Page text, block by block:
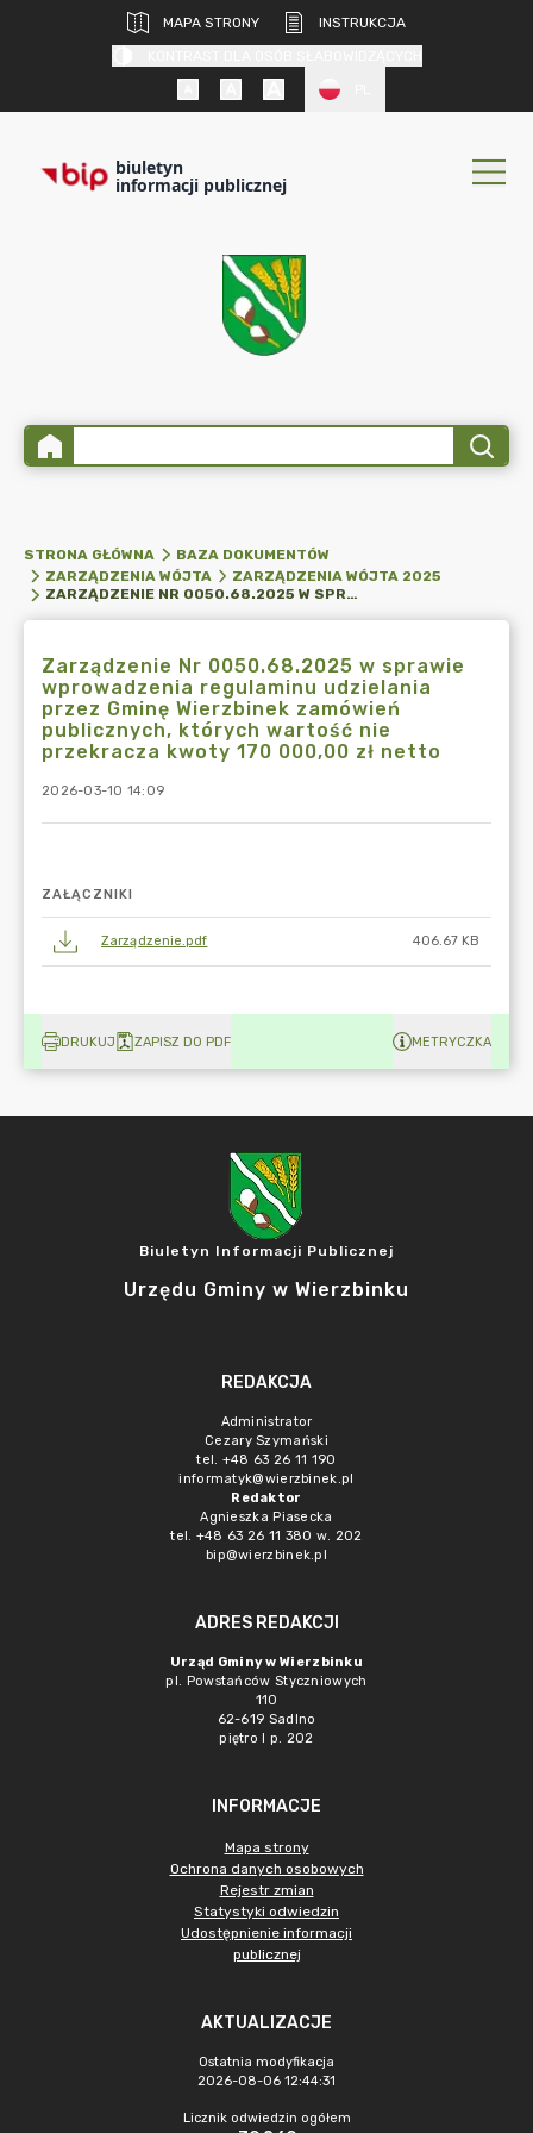
MAPA STRONY
INSTRUKCJA
biuletyn
informacji publicznej
STRONA GŁÓWNA
BAZA DOKUMENTÓW
ZARZĄDZENIA WÓJTA
ZARZĄDZENIA WÓJTA 2025
ZARZĄDZENIE NR 0050.68.2025 W SPRAWIE WPROWADZENIA REGULAMINU UDZIELANIA PRZEZ GMINĘ WIERZBINEK ZAMÓWIEŃ PUBLICZNYCH, KTÓRYCH WARTOŚĆ NIE PRZEKRACZA KWOTY 170 000,00 ZŁ NETTO
Zarządzenie Nr 0050.68.2025 w sprawie
wprowadzenia regulaminu udzielania
przez Gminę Wierzbinek zamówień
publicznych, których wartość nie
przekracza kwoty 170 000,00 zł netto
2026-03-10 14:09
ZAŁĄCZNIKI
Zarządzenie.pdf 406.67 KB
DRUKUJ ZAPISZ DO PDF METRYCZKA
Biuletyn Informacji Publicznej
Urzędu Gminy w Wierzbinku
REDAKCJA
Administrator
Cezary Szymański
tel. +48 63 26 11 190
informatyk@wierzbinek.pl
Redaktor
Agnieszka Piasecka
tel. +48 63 26 11 380 w. 202
bip@wierzbinek.pl
ADRES REDAKCJI
Urząd Gminy w Wierzbinku
pl. Powstańców Styczniowych
110
62-619 Sadlno
piętro I p. 202
INFORMACJE
Mapa strony
Ochrona danych osobowych
Rejestr zmian
Statystyki odwiedzin
Udostępnienie informacji
publicznej
AKTUALIZACJE
Ostatnia modyfikacja
2026-08-06 12:44:31
Licznik odwiedzin ogółem